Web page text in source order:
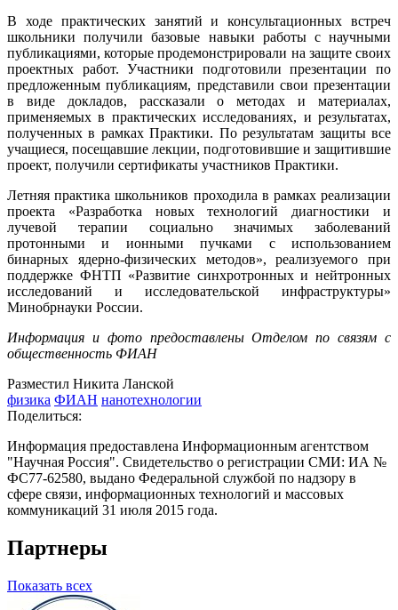
В ходе практических занятий и консультационных встреч
школьники получили базовые навыки работы с научными
публикациями, которые продемонстрировали на защите своих
проектных работ. Участники подготовили презентации по
предложенным публикациям, представили свои презентации
в виде докладов, рассказали о методах и материалах,
применяемых в практических исследованиях, и результатах,
полученных в рамках Практики. По результатам защиты все
учащиеся, посещавшие лекции, подготовившие и защитившие
проект, получили сертификаты участников Практики.
Летняя практика школьников проходила в рамках реализации
проекта «Разработка новых технологий диагностики и
лучевой терапии социально значимых заболеваний
протонными и ионными пучками с использованием
бинарных ядерно-физических методов», реализуемого при
поддержке ФНТП «Развитие синхротронных и нейтронных
исследований и исследовательской инфраструктуры»
Минобрнауки России.
Информация и фото предоставлены Отделом по связям с
общественность ФИАН
Разместил Никита Ланской
физика ФИАН нанотехнологии
Поделиться:
Информация предоставлена Информационным агентством
"Научная Россия". Свидетельство о регистрации СМИ: ИА №
ФС77-62580, выдано Федеральной службой по надзору в
сфере связи, информационных технологий и массовых
коммуникаций 31 июля 2015 года.
Партнеры
Показать всех